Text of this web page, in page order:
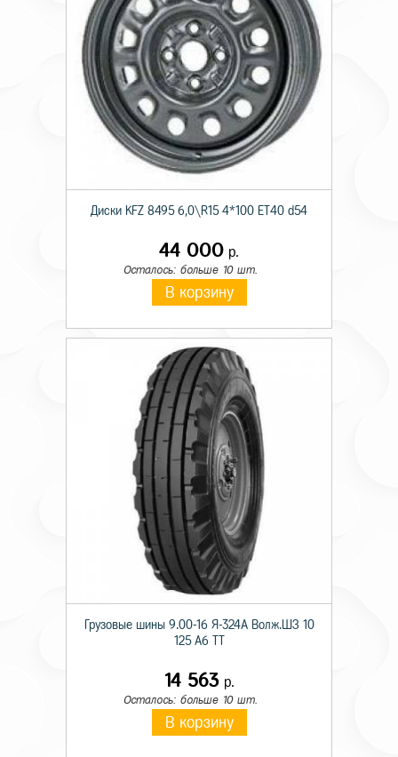
Диски KFZ 8495 6,0\R15 4*100 ET40 d54
44 000 р.
Осталось: больше 10 шт.
В корзину
Грузовые шины 9.00-16 Я-324А Волж.ШЗ 10
125 A6 TT
14 563р.
Осталось: больше 10 шт.
В корзину